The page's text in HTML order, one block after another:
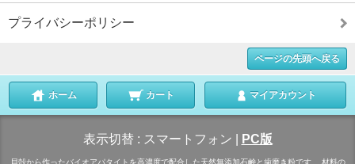
プライバシーポリシー
ページの先頭へ戻る
ホーム カート マイアカウント
表示切替 : スマートフォン PC版
貝殻から作ったバイオアパタイトを高濃度で配合した天然無添加石鹸と歯磨き粉です。 材料の